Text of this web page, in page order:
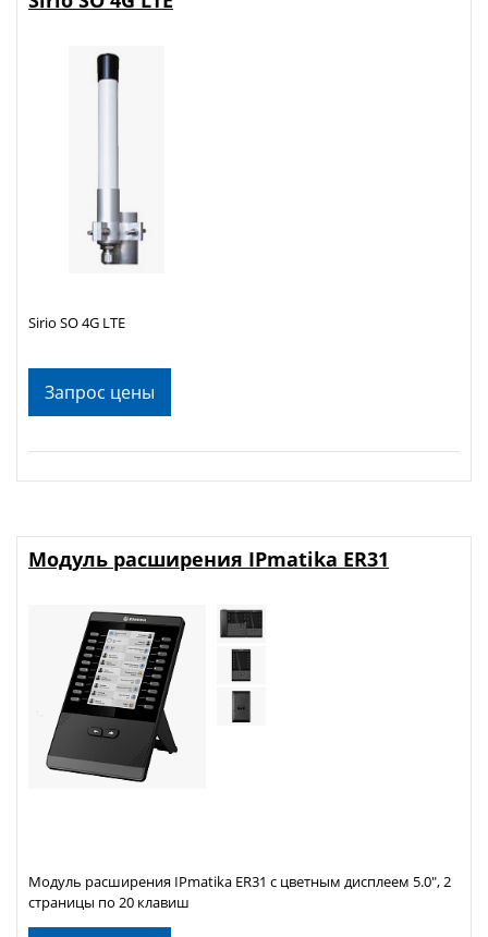
Запрос цены
Sirio SO 4G LTE
Модуль расширения IPmatika ER31
Модуль расширения IPmatika ER31 с цветным дисплеем 5.0", 2
страницы по 20 клавиш